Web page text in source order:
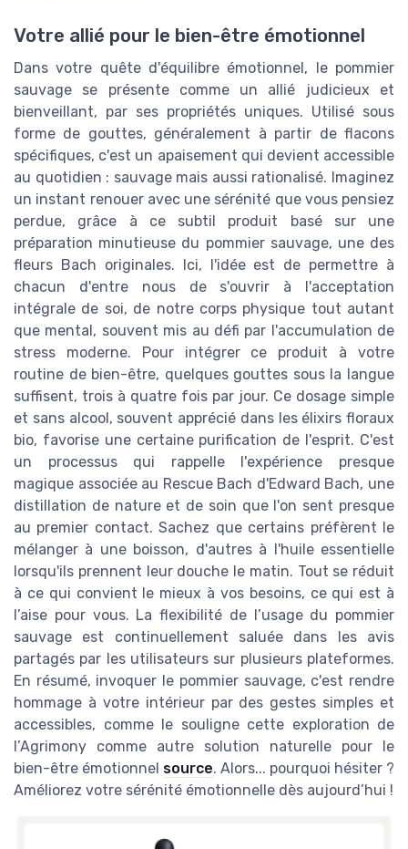
Votre allié pour le bien-être émotionnel
Dans votre quête d'équilibre émotionnel, le pommier
sauvage se présente comme un allié judicieux et
bienveillant, par ses propriétés uniques. Utilisé sous
forme de gouttes, généralement à partir de flacons
spécifiques, c'est un apaisement qui devient accessible
au quotidien : sauvage mais aussi rationalisé. Imaginez
un instant renouer avec une sérénité que vous pensiez
perdue, grâce à ce subtil produit basé sur une
préparation minutieuse du pommier sauvage, une des
fleurs Bach originales. Ici, l'idée est de permettre à
chacun d'entre nous de s'ouvrir à l'acceptation
intégrale de soi, de notre corps physique tout autant
que mental, souvent mis au défi par l'accumulation de
stress moderne. Pour intégrer ce produit à votre
routine de bien-être, quelques gouttes sous la langue
suffisent, trois à quatre fois par jour. Ce dosage simple
et sans alcool, souvent apprécié dans les élixirs floraux
bio, favorise une certaine purification de l'esprit. C'est
un processus qui rappelle l'expérience presque
magique associée au Rescue Bach d'Edward Bach, une
distillation de nature et de soin que l'on sent presque
au premier contact. Sachez que certains préfèrent le
mélanger à une boisson, d'autres à l'huile essentielle
lorsqu'ils prennent leur douche le matin. Tout se réduit
à ce qui convient le mieux à vos besoins, ce qui est à
l’aise pour vous. La flexibilité de l’usage du pommier
sauvage est continuellement saluée dans les avis
partagés par les utilisateurs sur plusieurs plateformes.
En résumé, invoquer le pommier sauvage, c'est rendre
hommage à votre intérieur par des gestes simples et
accessibles, comme le souligne cette exploration de
l’Agrimony comme autre solution naturelle pour le
bien-être émotionnel source. Alors... pourquoi hésiter ?
Améliorez votre sérénité émotionnelle dès aujourd’hui !